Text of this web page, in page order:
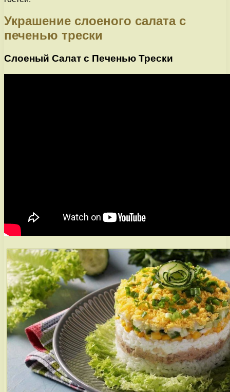
Украшение слоеного салата с
печенью трески
Слоеный Салат с Печенью Трески